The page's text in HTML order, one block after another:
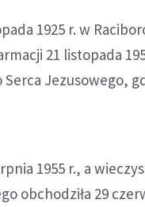
1925 r. w
21 listopada
Jezusowego,
1955 r., a
obchodziła 29